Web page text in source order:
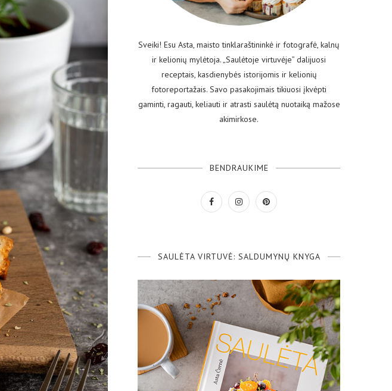
Sveiki! Esu Asta, maisto tinklaraštininkė ir fotografė, kalnų
ir kelionių mylėtoja. „Saulėtoje virtuvėje” dalijuosi
receptais, kasdienybės istorijomis ir kelionių
fotoreportažais. Savo pasakojimais tikiuosi įkvėpti
gaminti, ragauti, keliauti ir atrasti saulėtą nuotaiką mažose
akimirkose.
BENDRAUKIME
SAULĖTA VIRTUVĖ: SALDUMYNŲ KNYGA